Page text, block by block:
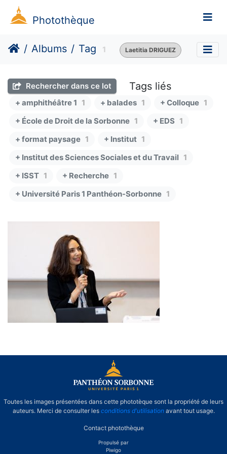
Photothèque
Albums Tag 1 Laetitia DRIGUEZ
Rechercher dans ce lot Tags liés
+ amphithéâtre 1 1 + balades 1 + Colloque 1
+ École de Droit de la Sorbonne 1 + EDS 1
+ format paysage 1 + Institut 1
+ Institut des Sciences Sociales et du Travail 1
+ ISST 1 + Recherche 1
+ Université Paris 1 Panthéon-Sorbonne 1
pour ledeuxième centenaire ?
Propulsé par
Piwigo
Toutes les images présentées dans cette phototèque sont la propriété de leurs
auteurs. Merci de consulter les conditions d'utilisationavant tout usage.
Contact photothèque